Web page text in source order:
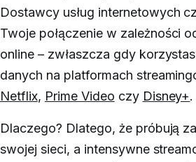
Dostawcy usług internetowych
Twoje połączenie w zależności
online – zwłaszcza gdy
danych na platformach
Netflix, Prime Video czy Disney+.
Dlaczego? Dlatego, że próbują
swojej sieci, a intensywne